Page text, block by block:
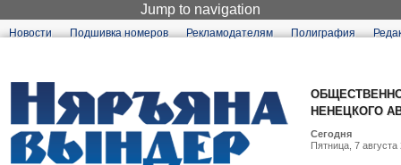
Jump to navigation
Новости Подшивка номеров Рекламодателям Полиграфия
НЕНЕЦКОГО
Сегодня
Пятница, 7 августа